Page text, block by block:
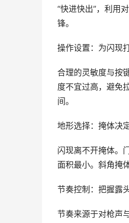
“快进快出”，利用
锋。
操作设置：为闪现
合理的灵敏度与按
度不宜过高，避免
间。
地形选择：掩体决
闪现离不开掩体。
面积最小。斜角掩
节奏控制：把握露
节奏来源于对枪声